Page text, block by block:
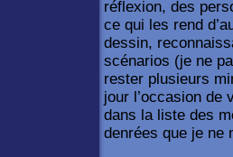
réflexion, des
ce qui les rend
dessin,
scénarios (je ne
rester plusieurs
jour l’occasion de
dans la liste des
denrées que je ne